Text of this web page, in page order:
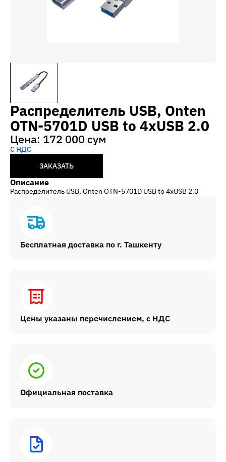
Распределитель USB, Onten
OTN-5701D USB to 4xUSB 2.0
Цена: 172 000 сум
С НДС
ЗАКАЗАТЬ
Описание
Распределитель USB, Onten OTN-5701D USB to 4xUSB 2.0
Бесплатная доставка по г. Ташкенту
Цены указаны перечислением, с НДС
Официальная поставка